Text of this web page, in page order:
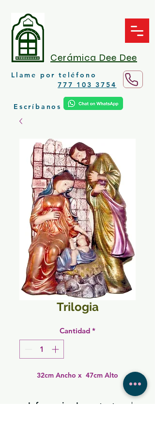
Cerámica Dee Dee
Llame por teléfono
777 103 3754
Escríbanos
Trilogia
Cantidad *
32cm Ancho x  47cm Alto
Informacion Importante